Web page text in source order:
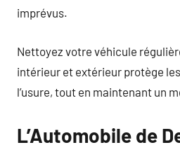
imprévus.
Nettoyez votre véhicule
intérieur et extérieur protège
l’usure, tout en maintenant un
L’Automobile de